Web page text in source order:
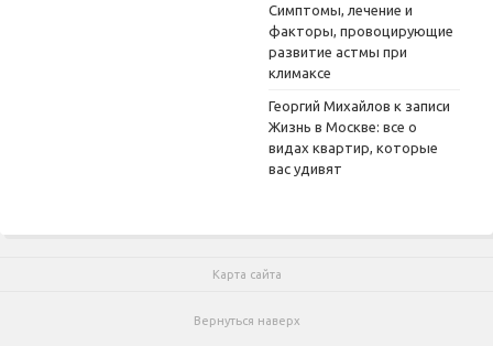
Симптомы, лечение и
факторы, провоцирующие
развитие астмы при
климаксе
Георгий Михайлов к записи
Жизнь в Москве: все о
видах квартир, которые
вас удивят
Карта сайта
Вернуться наверх